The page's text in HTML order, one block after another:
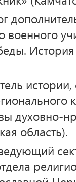
военного
духовно-
область).